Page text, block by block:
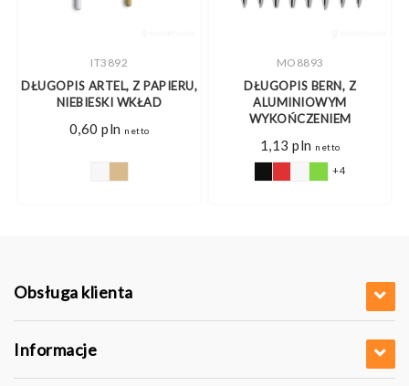
IT3892
DŁUGOPIS ARTEL, Z PAPIERU,
NIEBIESKI WKŁAD
0,60 pln netto
MO8893
DŁUGOPIS BERN, Z
ALUMINIOWYM
WYKOŃCZENIEM
1,13 pln netto
+4
Obsługa klienta
Informacje